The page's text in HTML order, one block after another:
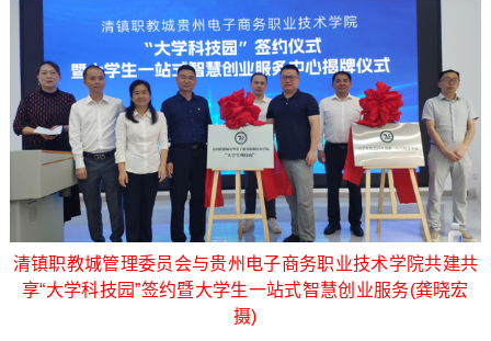
清镇职教城管理委员会与贵州电子商务职业技术学院共建共
享“大学科技园”签约暨大学生一站式智慧创业服务(龚晓宏
摄)